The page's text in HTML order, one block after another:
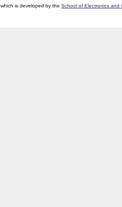
which is developed by theSchool of Electronics and